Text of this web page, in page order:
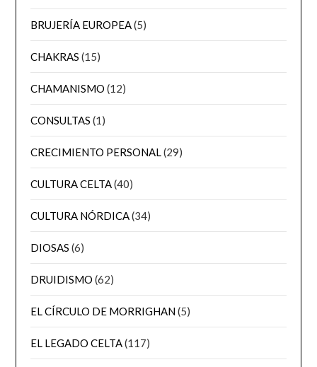
BRUJERÍA EUROPEA(5)
CHAKRAS (15)
CHAMANISMO (12)
CONSULTAS (1)
CRECIMIENTO PERSONAL(29)
CULTURA CELTA(40)
CULTURA NÓRDICA(34)
DIOSAS (6)
DRUIDISMO (62)
EL CÍRCULO DE MORRIGHAN(5)
EL LEGADO CELTA(117)